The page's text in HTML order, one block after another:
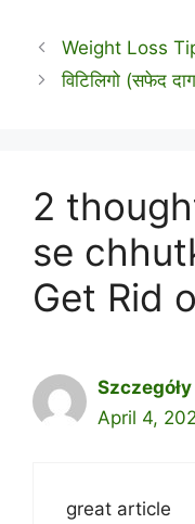
Weight Loss
विटिलिगो (सफेद
2
se
Get Rid
April 4,
great article